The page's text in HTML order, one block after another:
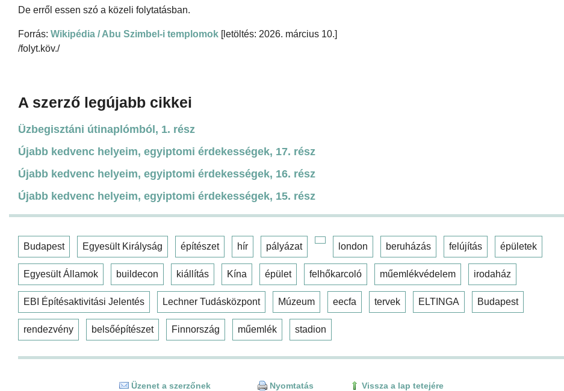
De erről essen szó a közeli folytatásban.
Forrás: Wikipédia / Abu Szimbel-i templomok [letöltés: 2026. március 10.]
/folyt.köv./
A szerző legújabb cikkei
Üzbegisztáni útinaplómból, 1. rész
Újabb kedvenc helyeim, egyiptomi érdekességek, 17. rész
Újabb kedvenc helyeim, egyiptomi érdekességek, 16. rész
Újabb kedvenc helyeim, egyiptomi érdekességek, 15. rész
Budapest Egyesült Királyság építészet hír pályázat london beruházás felújítás épületek
Egyesült Államok buildecon kiállítás Kína épület felhőkarcoló műemlékvédelem irodaház
EBI Építésaktivitási Jelentés Lechner Tudásközpont Múzeum eecfa tervek ELTINGA Budapest
rendezvény belsőépítészet Finnország műemlék stadion
Üzenet a szerzőnek Nyomtatás Vissza a lap tetejére